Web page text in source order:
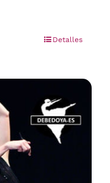
Detalles